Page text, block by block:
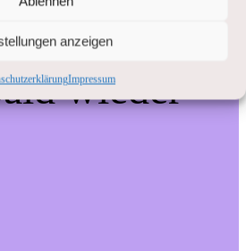
anzeigen
Impressum
Sache –
wieder